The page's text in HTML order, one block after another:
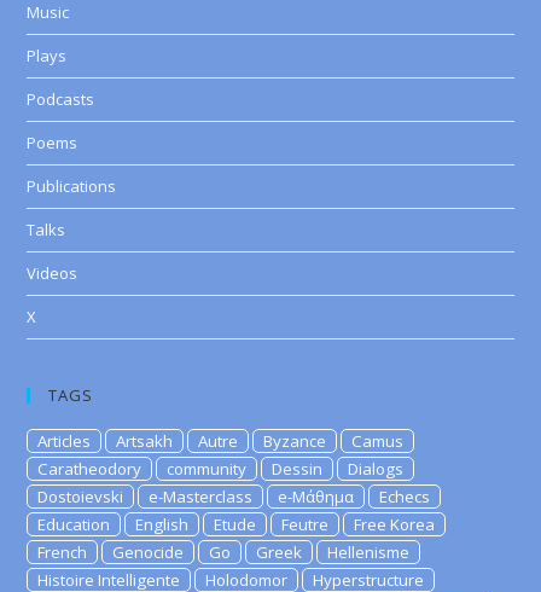
Music
Plays
Podcasts
Poems
Publications
Talks
Videos
X
TAGS
Articles Artsakh Autre Byzance
Camus
Caratheodory
community Dessin
Dialogs
Dostoievski
e-Masterclass e-Μάθημα
Echecs
Education
English Etude Feutre
Free Korea
French
Genocide Go Greek
Hellenisme
Histoire Intelligente
Holodomor
Hyperstructure